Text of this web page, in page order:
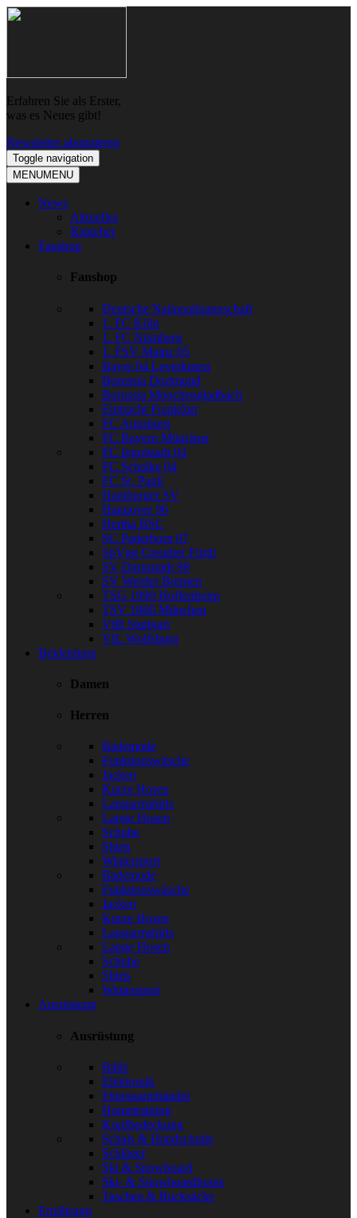
Skip
Skip
Erfahren Sie als Erster,
was es Neues gibt!
Newsletter abonnieren
Toggle navigation
MENUMENU
News
Aktuelles
Ratgeber
Fanshop
Fanshop
Deutsche Nationalmannschaft
1. FC Köln
1. FC Nürnberg
1. FSV Mainz 05
Bayer 04 Leverkusen
Borussia Dortmund
Borussia Mönchengladbach
Eintracht Frankfurt
FC Augsburg
FC Bayern München
FC Ingolstadt 04
FC Schalke 04
FC St. Pauli
Hamburger SV
Hannover 96
Hertha BSC
SC Paderborn 07
SpVgg Greuther Fürth
SV Darmstadt 98
SV Werder Bremen
TSG 1899 Hoffenheim
TSV 1860 München
VfB Stuttgart
VfL Wolfsburg
Bekleidung
Damen
Herren
Bademode
Funktionswäsche
Jacken
Kurze Hosen
Langarmshirts
Lange Hosen
Schuhe
Shirts
Wintersport
Bademode
Funktionswäsche
Jacken
Kurze Hosen
Langarmshirts
Lange Hosen
Schuhe
Shirts
Wintersport
Ausrüstung
Ausrüstung
Bälle
Elektronik
Fitnessarmbänder
Hometraining
Kopfbedeckung
Schals & Handschuhe
Schläger
Ski & Snowboard
Ski- & Snowboardboots
Taschen & Rucksäcke
Ernährung